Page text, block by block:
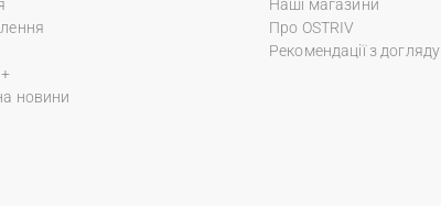
новини
Наші магазини
Про OSTRIV
Рекомендації з догляду